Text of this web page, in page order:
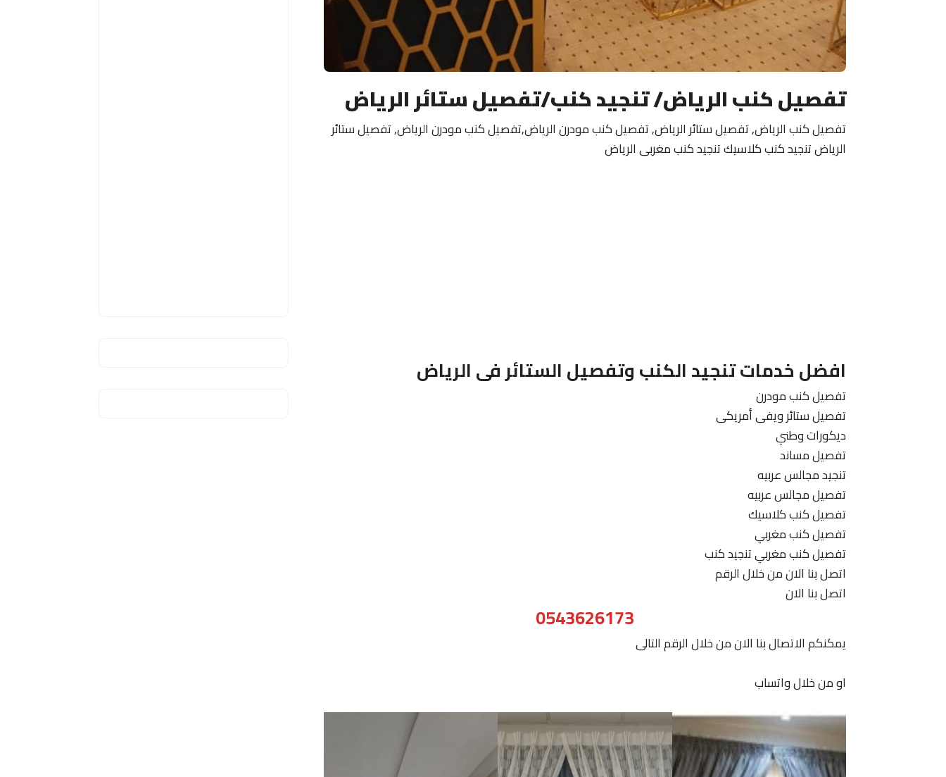
تفصيل كنب الرياض/ تنجيد كنب/تفصيل ستائر الرياض
تفصيل كنب الرياض, تفصيل ستائر الرياض, تفصيل كنب مودرن الرياض,تفصيل كنب مودرن الرياض, تفصيل ستائر
الرياض تنجيد كنب كلاسيك تنجيد كنب مغربى الرياض
افضل خدمات تنجيد الكنب وتفصيل الستائر فى الرياض
تفصيل كنب مودرن
تفصيل ستائر ويفى أمريكى
ديكورات وطني
تفصيل مساند
تنجيد مجالس عربيه
تفصيل مجالس عربيه
تفصيل كنب كلاسيك
تفصيل كنب مغربي
تفصيل كنب مغربي تنجيد كنب
اتصل بنا الان من خلال الرقم
اتصل بنا الان
0543626173
يمكنكم الاتصال بنا الان من خلال الرقم التالى
او من خلال واتساب